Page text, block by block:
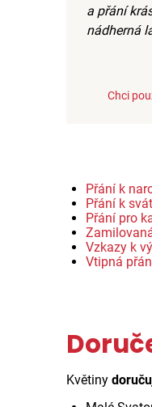
a přání
nádherná
Chci
Přání k
Přání k
Přání pro
Vzkazy k
Vtipná
Květiny